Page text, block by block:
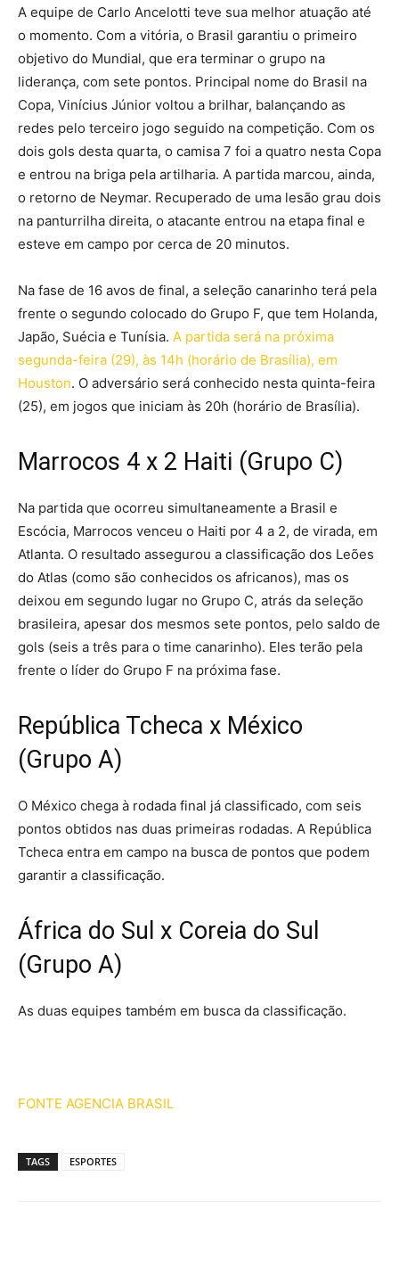
A equipe de Carlo Ancelotti teve sua melhor atuação até
o momento. Com a vitória, o Brasil garantiu o primeiro
objetivo do Mundial, que era terminar o grupo na
liderança, com sete pontos. Principal nome do Brasil na
Copa, Vinícius Júnior voltou a brilhar, balançando as
redes pelo terceiro jogo seguido na competição. Com os
dois gols desta quarta, o camisa 7 foi a quatro nesta Copa
e entrou na briga pela artilharia. A partida marcou, ainda,
o retorno de Neymar. Recuperado de uma lesão grau dois
na panturrilha direita, o atacante entrou na etapa final e
esteve em campo por cerca de 20 minutos.
Na fase de 16 avos de final, a seleção canarinho terá pela
frente o segundo colocado do Grupo F, que tem Holanda,
Japão, Suécia e Tunísia. A partida será na próxima
segunda-feira (29), às 14h (horário de Brasília), em
Houston. O adversário será conhecido nesta quinta-feira
(25), em jogos que iniciam às 20h (horário de Brasília).
Marrocos 4 x 2 Haiti (Grupo C)
Na partida que ocorreu simultaneamente a Brasil e
Escócia, Marrocos venceu o Haiti por 4 a 2, de virada, em
Atlanta. O resultado assegurou a classificação dos Leões
do Atlas (como são conhecidos os africanos), mas os
deixou em segundo lugar no Grupo C, atrás da seleção
brasileira, apesar dos mesmos sete pontos, pelo saldo de
gols (seis a três para o time canarinho). Eles terão pela
frente o líder do Grupo F na próxima fase.
República Tcheca x México
(Grupo A)
O México chega à rodada final já classificado, com seis
pontos obtidos nas duas primeiras rodadas. A República
Tcheca entra em campo na busca de pontos que podem
garantir a classificação.
África do Sul x Coreia do Sul
(Grupo A)
As duas equipes também em busca da classificação.
FONTE AGENCIA BRASIL
TAGS ESPORTES